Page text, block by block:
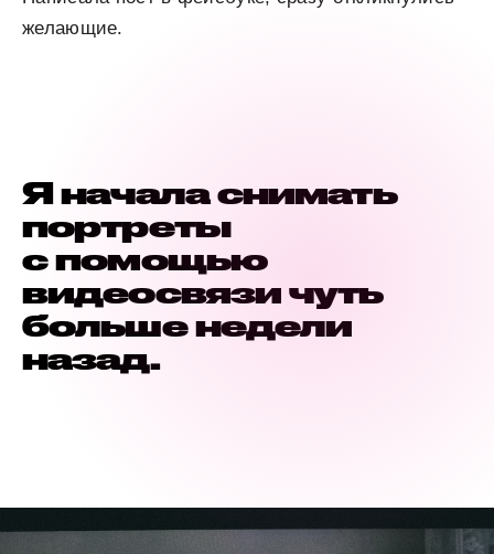
желающие.
Я начала снимать
портреты
с помощью
видеосвязи чуть
больше недели
назад.